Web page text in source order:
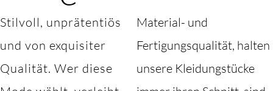
Stilvoll, unprätentiös
und von exquisiter
Qualität. Wer diese
Material- und
Fertigungsqualität, halten
unsere Kleidungstücke